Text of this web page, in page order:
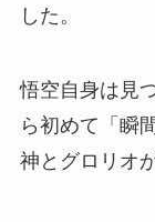
した。
悟空自身は見
ら初めて「瞬
神とグロリオ